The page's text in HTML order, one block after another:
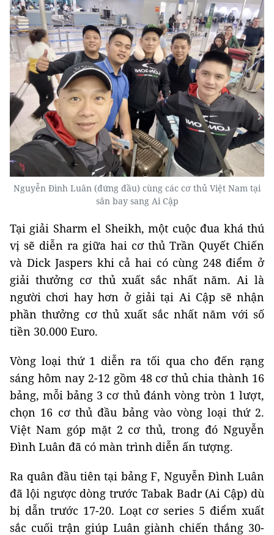
Nguyễn Đình Luân (đứng đầu) cùng các cơ thủ Việt Nam tại
sân bay sang Ai Cập
Tại giải Sharm el Sheikh, một cuộc đua khá thú
vị sẽ diễn ra giữa hai cơ thủ Trần Quyết Chiến
và Dick Jaspers khi cả hai có cùng 248 điểm ở
giải thưởng cơ thủ xuất sắc nhất năm. Ai là
người chơi hay hơn ở giải tại Ai Cập sẽ nhận
phần thưởng cơ thủ xuất sắc nhất năm với số
tiền 30.000 Euro.
Vòng loại thứ 1 diễn ra tối qua cho đến rạng
sáng hôm nay 2-12 gồm 48 cơ thủ chia thành 16
bảng, mỗi bảng 3 cơ thủ đánh vòng tròn 1 lượt,
chọn 16 cơ thủ đầu bảng vào vòng loại thứ 2.
Việt Nam góp mặt 2 cơ thủ, trong đó Nguyễn
Đình Luân đã có màn trình diễn ấn tượng.
Ra quân đầu tiên tại bảng F, Nguyễn Đình Luân
đã lội ngược dòng trước Tabak Badr (Ai Cập) dù
bị dẫn trước 17-20. Loạt cơ series 5 điểm xuất
sắc cuối trận giúp Luân giành chiến thắng 30-